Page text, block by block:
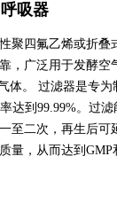
吸器
聚四氟乙烯或折叠
，广泛用于发酵
体。 过滤器是专
达到99.99%。过
至二次，再生后
量，从而达到